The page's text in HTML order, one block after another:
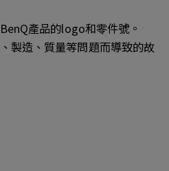
產品的logo和零件號。
製造、質量等問題而導致的故